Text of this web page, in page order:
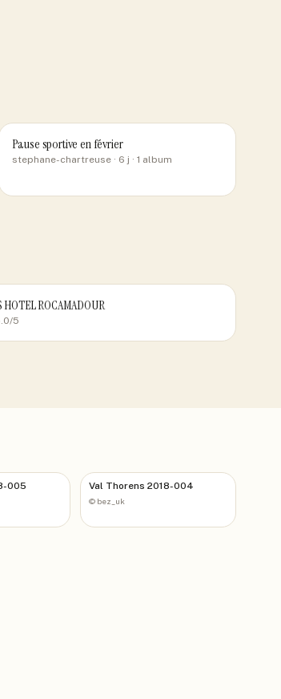
Pause sportive en février
stephane-chartreuse· 6 j · 1 album
HOTEL ROCAMADOUR
5
005 Val Thorens 2018-004
© bez_uk